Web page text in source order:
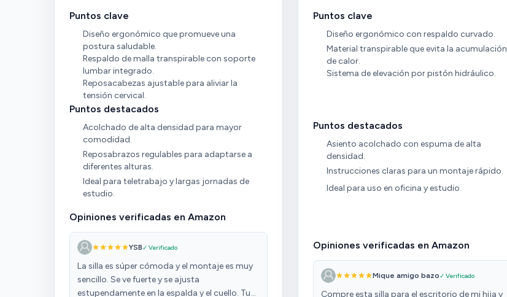
Puntos clave
Diseño ergonómico que promueve una
postura saludable.
Respaldo de malla transpirable con soporte
lumbar integrado.
Reposacabezas ajustable para aliviar la
tensión cervical.
Puntos destacados
Acolchado de alta densidad para mayor
comodidad.
Reposabrazos regulables para adaptarse a
diferentes alturas.
Ideal para teletrabajo y largas jornadas de
estudio.
Opiniones verificadas en Amazon
YSB✓ Verificado
La silla es súper cómoda y el montaje es muy
sencillo. Se ve fuerte y se ajusta
estupendamente en la espalda y el cuello. Tuve
Puntos clave
Diseño ergonómico con respaldo curvado.
Material transpirable que evita la acumulación
de calor.
Sistema de elevación por pistón hidráulico.
Puntos destacados
Asiento acolchado con espuma de alta
densidad.
Instrucciones claras para un montaje rápido.
Ideal para uso en oficina y estudio.
Opiniones verificadas en Amazon
Mique amigo bazo✓ Verificado
Compre esta silla para el escritorio de mi hija y